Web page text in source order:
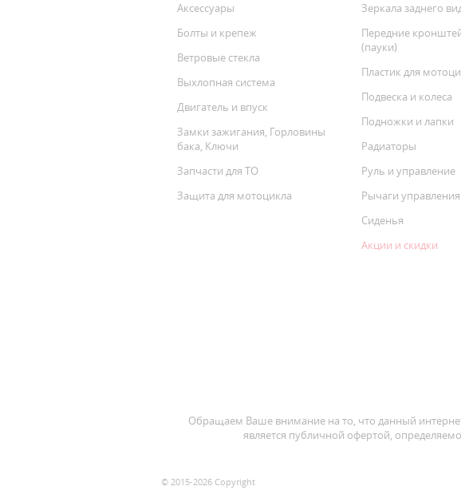
Аксессуары
Болты и крепеж
Ветровые стекла
Выхлопная система
Двигатель и впуск
Замки зажигания, Горловины
бака, Ключи
Запчасти для ТО
Защита для мотоцикла
Зеркала заднего
Передние
(пауки)
Пластик для
Подвеска и колеса
Подножки и лапки
Радиаторы
Руль и управление
Рычаги управления
Сиденья
Акции и скидки
Обращаем Ваше внимание на то, что данный
является публичной офертой,
© 2015-2026 Copyright